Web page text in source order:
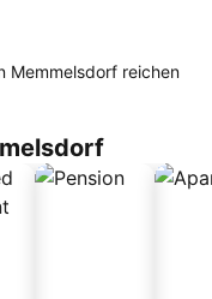
Memmelsdorf reichen